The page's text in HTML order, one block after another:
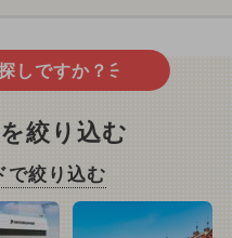
しですか？
絞り込む
で絞り込む